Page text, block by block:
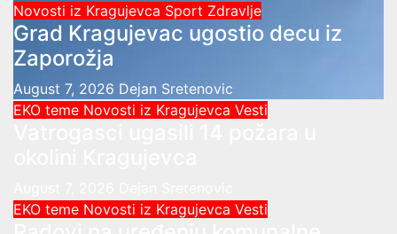
Novosti iz Kragujevca Sport Zdravlje
Grad Kragujevac ugostio decu iz
Zaporožja
August 7, 2026 Dejan Sretenovic
EKO teme Novosti iz Kragujevca Vesti
EKO teme Novosti iz Kragujevca Vesti